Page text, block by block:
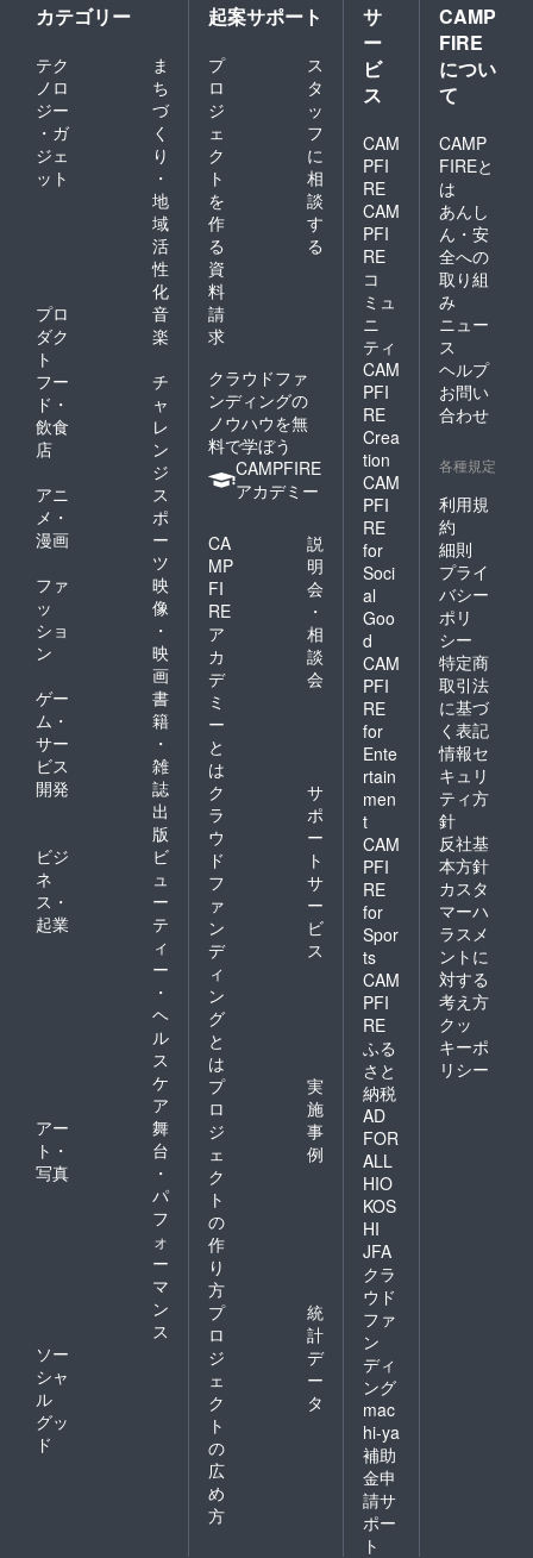
カテゴリー
テク
ノロ
ジー
・ガ
ジェ
ット
ま
ち
づ
く
り
・
地
域
活
性
化
プロ
ダク
ト
音
楽
フー
ド・
飲食
店
チ
ャ
レ
ン
ジ
アニ
メ・
漫画
ス
ポ
ー
ツ
ファ
ッ
ショ
ン
映
像
・
映
画
ゲー
ム・
サー
ビス
開発
書
籍
・
雑
誌
出
版
ビジ
ネ
ス・
起業
ビ
ュ
ー
テ
ィ
ー
・
ヘ
ル
ス
ケ
ア
アー
ト・
写真
舞
台
・
パ
フ
ォ
ー
マ
ン
ス
ソー
シャ
ル
グッ
ド
起案サポート
プ
ロ
ジ
ェ
ク
ト
を
作
る
ス
タ
ッ
フ
に
相
談
す
る
資
料
請
求
クラウドファ
ンディングの
ノウハウを無
料で学ぼう
CAMPFIRE
アカデミー
CA
MP
FI
RE
ア
カ
デ
ミ
ー
と
は
説
明
会
・
相
談
会
ク
ラ
ウ
ド
フ
ァ
ン
デ
ィ
ン
グ
と
は
サ
ポ
ー
ト
サ
ー
ビ
ス
プ
ロ
ジ
ェ
ク
ト
の
作
り
方
実
施
事
例
プ
ロ
ジ
ェ
ク
ト
の
広
め
方
統
計
デ
ー
タ
サ
ー
ビ
ス
CAM
PFI
RE
CAM
PFI
RE
コ
ミュ
ニ
ティ
CAM
PFI
RE
Crea
tion
CAM
PFI
RE
for
Soci
al
Goo
d
CAM
PFI
RE
for
Ente
rtain
men
t
CAM
PFI
RE
for
Spor
ts
CAM
PFI
RE
ふる
さと
納税
AD
FOR
ALL
HIO
KOS
HI
JFA
クラ
ウド
ファ
ン
ディ
ング
mac
hi-ya
補助
金申
請サ
ポー
ト
CAMP
FIRE
につい
て
CAMP
FIREと
は
あんし
ん・安
全への
取り組
み
ニュー
ス
ヘルプ
お問い
合わせ
各種規定
利用規
約
細則
プライ
バシー
ポリ
シー
特定商
取引法
に基づ
く表記
情報セ
キュリ
ティ方
針
反社基
本方針
カスタ
マーハ
ラスメ
ントに
対する
考え方
クッ
キーポ
リシー